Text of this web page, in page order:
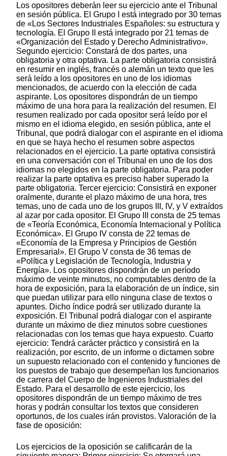
Los opositores deberán leer su ejercicio ante el Tribunal
en sesión pública. El Grupo I está integrado por 30 temas
de «Los Sectores Industriales Españoles: su estructura y
tecnología. El Grupo II está integrado por 21 temas de
«Organización del Estado y Derecho Administrativo».
Segundo ejercicio: Constará de dos partes, una
obligatoria y otra optativa. La parte obligatoria consistirá
en resumir en inglés, francés o alemán un texto que les
será leído a los opositores en uno de los idiomas
mencionados, de acuerdo con la elección de cada
aspirante. Los opositores dispondrán de un tiempo
máximo de una hora para la realización del resumen. El
resumen realizado por cada opositor será leído por el
mismo en el idioma elegido, en sesión pública, ante el
Tribunal, que podrá dialogar con el aspirante en el idioma
en que se haya hecho el resumen sobre aspectos
relacionados en el ejercicio. La parte optativa consistirá
en una conversación con el Tribunal en uno de los dos
idiomas no elegidos en la parte obligatoria. Para poder
realizar la parte optativa es preciso haber superado la
parte obligatoria. Tercer ejercicio: Consistirá en exponer
oralmente, durante el plazo máximo de una hora, tres
temas, uno de cada uno de los grupos III, IV, y V extraídos
al azar por cada opositor. El Grupo III consta de 25 temas
de «Teoría Económica, Economía Internacional y Política
Económica». El Grupo IV consta de 22 temas de
«Economía de la Empresa y Principios de Gestión
Empresarial». El Grupo V consta de 36 temas de
«Política y Legislación de Tecnología, Industria y
Energía». Los opositores dispondrán de un período
máximo de veinte minutos, no computables dentro de la
hora de exposición, para la elaboración de un índice, sin
que puedan utilizar para ello ninguna clase de textos o
apuntes. Dicho índice podrá ser utilizado durante la
exposición. El Tribunal podrá dialogar con el aspirante
durante un máximo de diez minutos sobre cuestiones
relacionadas con los temas que haya expuesto. Cuarto
ejercicio: Tendrá carácter práctico y consistirá en la
realización, por escrito, de un informe o dictamen sobre
un supuesto relacionado con el contenido y funciones de
los puestos de trabajo que desempeñan los funcionarios
de carrera del Cuerpo de Ingenieros Industriales del
Estado. Para el desarrollo de este ejercicio, los
opositores dispondrán de un tiempo máximo de tres
horas y podrán consultar los textos que consideren
oportunos, de los cuales irán provistos. Valoración de la
fase de oposición:
Los ejercicios de la oposición se calificarán de la